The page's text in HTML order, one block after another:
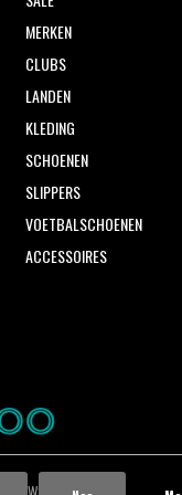
MERKEN
CLUBS
LANDEN
KLEDING
SCHOENEN
SLIPPERS
VOETBALSCHOENEN
ACCESSOIRES